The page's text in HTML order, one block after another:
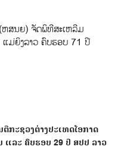
ຫສນຍ) ຈັດພິທີສະເຫລີມ
ແມ່ຍິງລາວ ຄົບຮອບ 71 ປີ
ກະຊວງຕ່າງປະເທດໂອກາດ
ແລະ ຄົບຮອບ 29 ປີ ສປປ ລາວ